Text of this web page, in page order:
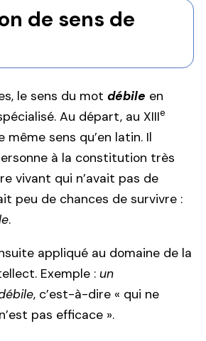
de sens de
le sens du mot débile en
Au départ, au XIIIe
même sens qu’en latin. Il
à la constitution très
vivant qui n’avait pas de
peu de chances de survivre :
.
appliqué au domaine de la
Exemple : un
, c’est-à-dire « qui ne
pas efficace ».